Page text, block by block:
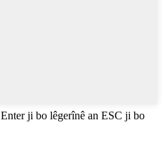
Enter ji bo lêgerînê an ESC ji bo